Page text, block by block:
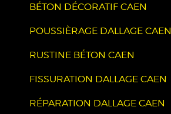
BÉTON DÉCORATIF CAEN
POUSSIÈRAGE DALLAGE CAEN
RUSTINE BÉTON CAEN
FISSURATION DALLAGE CAEN
RÉPARATION DALLAGE CAEN